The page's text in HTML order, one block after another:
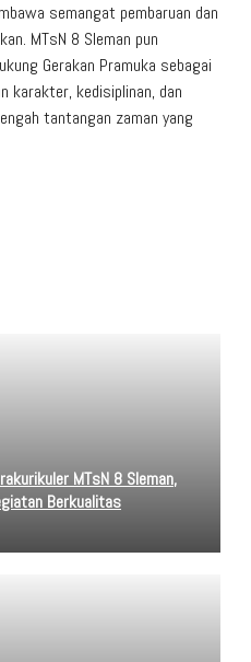
semangat pembaruan dan
MTsN 8 Sleman pun
Gerakan Pramuka sebagai
karakter, kedisiplinan, dan
tantangan zaman yang
MTsN 8 Sleman,
Berkualitas